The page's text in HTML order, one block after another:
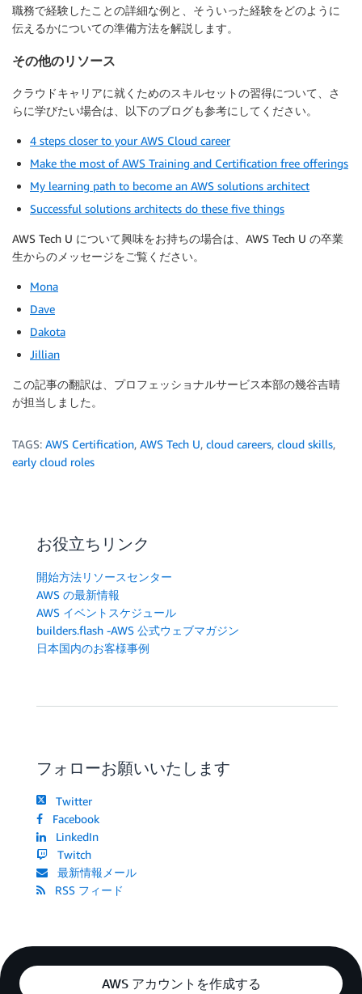
職務で経験したことの詳細な例と、そういった経験をどのように
伝えるかについての準備方法を解説します。
その他のリソース
クラウドキャリアに就くためのスキルセットの習得について、さ
らに学びたい場合は、以下のブログも参考にしてください。
4 steps closer to your AWS Cloud career
Make the most of AWS Training and Certification free offerings
My learning path to become an AWS solutions architect
Successful solutions architects do these five things
AWS Tech U について興味をお持ちの場合は、AWS Tech U の卒業
生からのメッセージをご覧ください。
Mona
Dave
Dakota
Jillian
この記事の翻訳は、プロフェッショナルサービス本部の幾谷吉晴
が担当しました。
TAGS: AWS Certification, AWS Tech U, cloud careers, cloud skills,
early cloud roles
お役立ちリンク
開始方法リソースセンター
AWS の最新情報
AWS イベントスケジュール
builders.flash -AWS 公式ウェブマガジン
日本国内のお客様事例
フォローお願いいたします
Twitter
Facebook
LinkedIn
Twitch
最新情報メール
RSS フィード
AWS アカウントを作成する